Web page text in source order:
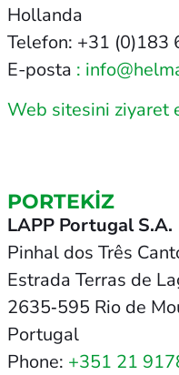
Hollanda
Telefon: +31 (0)183
E-posta :
Web sitesini ziyaret
PORTEKIZ
LAPP Portugal S.A.
Pinhal dos Três
Estrada Terras de
2635‑595 Rio de
Portugal
Phone: +351 21